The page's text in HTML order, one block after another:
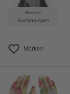
Weitere
Ausführungen
Merken